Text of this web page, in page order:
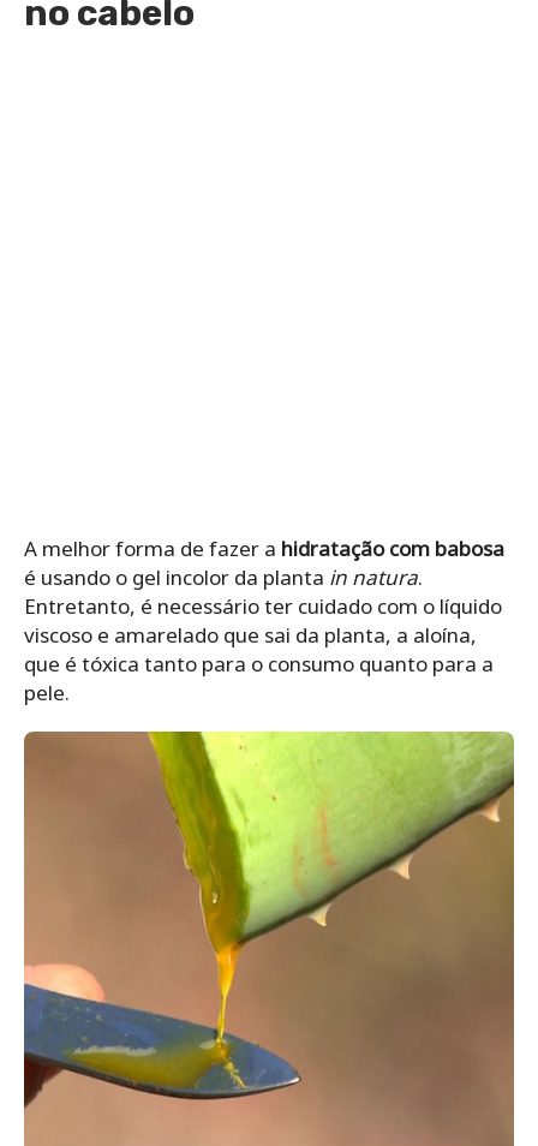
no cabelo
A melhor forma de fazer a hidratação com babosa
é usando o gel incolor da planta in natura.
Entretanto, é necessário ter cuidado com o líquido
viscoso e amarelado que sai da planta, a aloína,
que é tóxica tanto para o consumo quanto para a
pele.